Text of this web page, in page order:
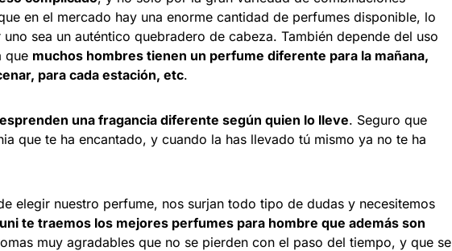
en el mercado hay una enorme cantidad de perfumes disponible, lo
sea un auténtico quebradero de cabeza. También depende del uso
que muchos hombres tienen un perfume diferente para la mañana,
para cada estación, etc.
una fragancia diferente según quien lo lleve. Seguro que
que te ha encantado, y cuando la has llevado tú mismo ya no te ha
elegir nuestro perfume, nos surjan todo tipo de dudas y necesitemos
te traemos los mejores perfumes para hombre que además son
muy agradables que no se pierden con el paso del tiempo, y que se